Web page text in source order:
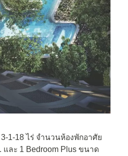
1-18 ไร่ จำนวนห้องพักอาศัย
และ 1 Bedroom Plus ขนาด